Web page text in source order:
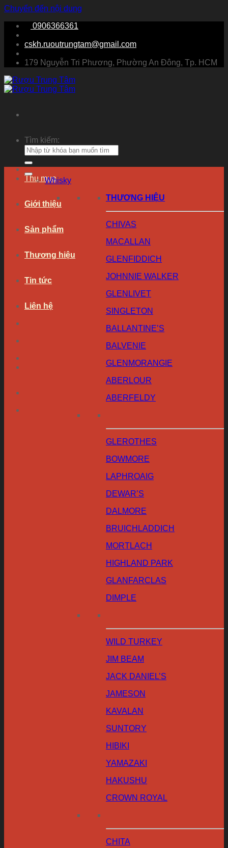
Chuyển đến nội dung
0906366361
cskh.ruoutrungtam@gmail.com
179 Nguyễn Tri Phương, Phường An Đông, Tp. HCM
Tìm kiếm:
Thu mua
Giới thiệu
Sản phẩm
Thương hiệu
Tin tức
Liên hệ
Whisky
THƯƠNG HIỆU
CHIVAS
MACALLAN
GLENFIDDICH
JOHNNIE WALKER
GLENLIVET
SINGLETON
BALLANTINE’S
BALVENIE
GLENMORANGIE
ABERLOUR
ABERFELDY
GLEROTHES
BOWMORE
LAPHROAIG
DEWAR’S
DALMORE
BRUICHLADDICH
MORTLACH
HIGHLAND PARK
GLANFARCLAS
DIMPLE
WILD TURKEY
JIM BEAM
JACK DANIEL’S
JAMESON
KAVALAN
SUNTORY
HIBIKI
YAMAZAKI
HAKUSHU
CROWN ROYAL
CHITA